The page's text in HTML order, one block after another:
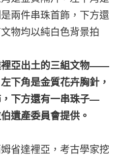
裡亞出土的三組文物——
下角是金質花卉胸針，
下方還有一串珠子—
遺產委員會提供。
省達裡亞，考古學家挖